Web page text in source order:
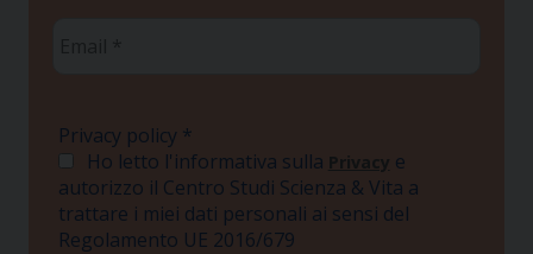
Privacy policy *
Ho letto l'informativa sulla Privacy e
autorizzo il Centro Studi Scienza & Vita a
trattare i miei dati personali ai sensi del
Regolamento UE 2016/679